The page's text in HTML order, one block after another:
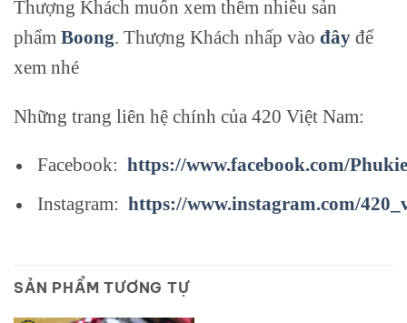
Thượng Khách muốn xem thêm nhiều sản
phẩm Boong. Thượng Khách nhấp vào đây để
xem nhé
Những trang liên hệ chính của 420 Việt Nam:
Facebook: https://www.facebook.com/
Instagram: https://www.instagram.com/
SẢN PHẨM TƯƠNG TỰ